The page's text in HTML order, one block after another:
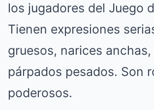
los jugadores del Juego
Tienen expresiones
gruesos, narices
párpados pesados. Son
poderosos.